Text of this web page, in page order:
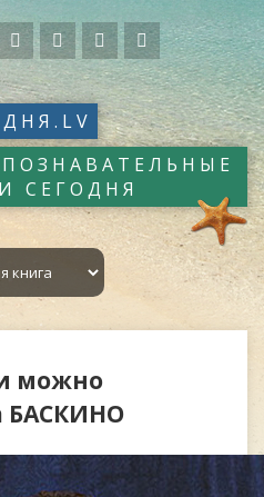
СЕГОДНЯ
можно
БАСКИНО